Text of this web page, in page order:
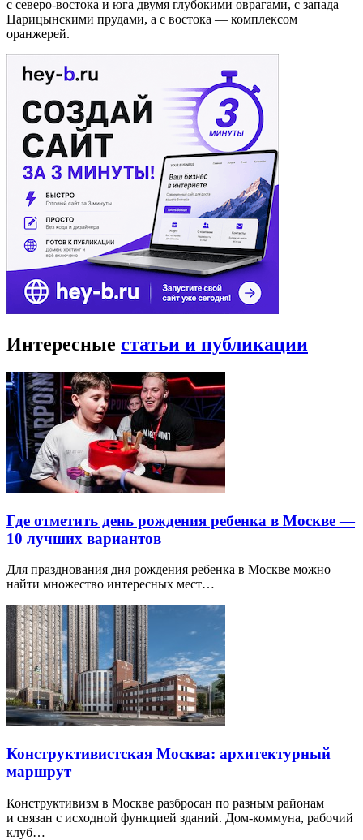
с северо-востока и юга двумя глубокими оврагами, с запада —
Царицынскими прудами, а с востока — комплексом
оранжерей.
Интересные статьи и публикации
Где отметить день рождения ребенка в Москве —
10 лучших вариантов
Для празднования дня рождения ребенка в Москве можно
найти множество интересных мест…
Конструктивистская Москва: архитектурный
маршрут
Конструктивизм в Москве разбросан по разным районам
и связан с исходной функцией зданий. Дом-коммуна, рабочий
клуб…